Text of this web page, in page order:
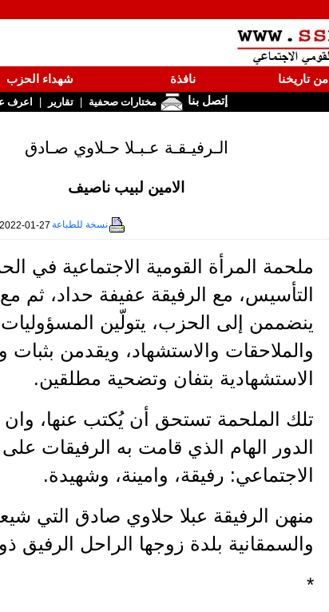
من تاريخنا نافذة شهداء الحزب
إتصل بنا مختارات صحفية | تقارير | اعرف
الـرفيـقـة عـبـلا حـلاوي صـادق
الامين لبيب ناصيف
نسخة للطباعة 2022-01-27
ملحمة المرأة القومية الاجتماعية في
التأسيس، مع الرفيقة عفيفة حداد، ثم
ينضممن إلى الحزب، يتولّين
والملاحقات والاستشهاد، ويقدمن بثبات
الاستشهادية بتفان وتضحية مطلقين.
تلك الملحمة تستحق أن يُكتب عنها،
الدور الهام الذي قامت به الرفيقات
الاجتماعي: رفيقة، وامينة، وشهيدة.
منهن الرفيقة عبلا حلاوي صادق التي
والسمقانية بلدة زوجها الراحل الرفيق ذوقان
*